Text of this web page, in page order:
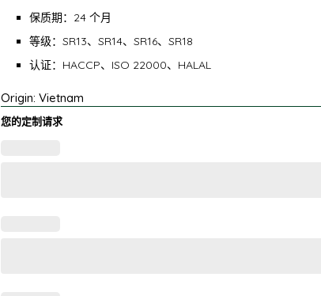
保质期：24 个月
等级：SR13、SR14、SR16、SR18
认证：HACCP、ISO 22000、HALAL
Origin: Vietnam
您的定制请求